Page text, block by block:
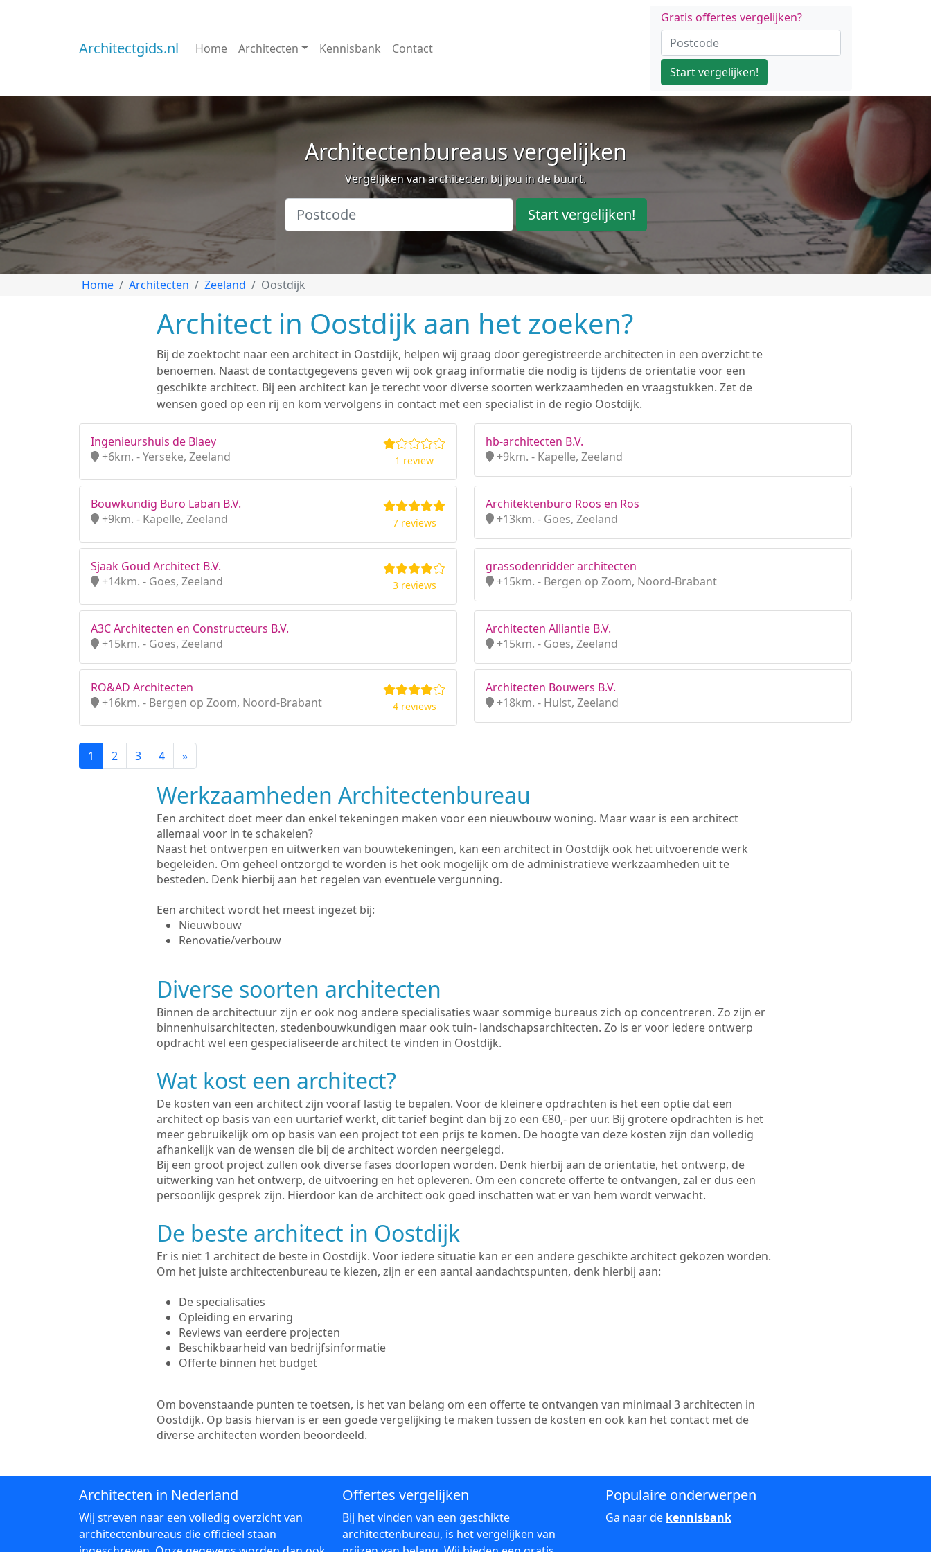
Architectgids.nl Home Architecten Kennisbank Contact
Gratis offertes vergelijken?
Start vergelijken!
Architectenbureaus vergelijken
Vergelijken van architecten bij jou in de buurt.
Start vergelijken!
Home Architecten Zeeland Oostdijk
Architect in Oostdijk aan het zoeken?
Bij de zoektocht naar een architect in Oostdijk, helpen wij graag door geregistreerde architecten in een overzicht te
benoemen. Naast de contactgegevens geven wij ook graag informatie die nodig is tijdens de oriëntatie voor een
geschikte architect. Bij een architect kan je terecht voor diverse soorten werkzaamheden en vraagstukken. Zet de
wensen goed op een rij en kom vervolgens in contact met een specialist in de regio Oostdijk.
Ingenieurshuis de Blaey
+6km. - Yerseke, Zeeland
1 review
hb-architecten B.V.
+9km. - Kapelle, Zeeland
Bouwkundig Buro Laban B.V.
+9km. - Kapelle, Zeeland
7 reviews
Architektenburo Roos en Ros
+13km. - Goes, Zeeland
Sjaak Goud Architect B.V.
+14km. - Goes, Zeeland
3 reviews
grassodenridder architecten
+15km. - Bergen op Zoom, Noord-Brabant
A3C Architecten en Constructeurs B.V.
+15km. - Goes, Zeeland
Architecten Alliantie B.V.
+15km. - Goes, Zeeland
RO&AD Architecten
+16km. - Bergen op Zoom, Noord-Brabant
4 reviews
Architecten Bouwers B.V.
+18km. - Hulst, Zeeland
1 2 3 4 »
Werkzaamheden Architectenbureau
Een architect doet meer dan enkel tekeningen maken voor een nieuwbouw woning. Maar waar is een architect
allemaal voor in te schakelen?
Naast het ontwerpen en uitwerken van bouwtekeningen, kan een architect in Oostdijk ook het uitvoerende werk
begeleiden. Om geheel ontzorgd te worden is het ook mogelijk om de administratieve werkzaamheden uit te
besteden. Denk hierbij aan het regelen van eventuele vergunning.
Een architect wordt het meest ingezet bij:
Nieuwbouw
Renovatie/verbouw
Diverse soorten architecten
Binnen de architectuur zijn er ook nog andere specialisaties waar sommige bureaus zich op concentreren. Zo zijn er
binnenhuisarchitecten, stedenbouwkundigen maar ook tuin- landschapsarchitecten. Zo is er voor iedere ontwerp
opdracht wel een gespecialiseerde architect te vinden in Oostdijk.
Wat kost een architect?
De kosten van een architect zijn vooraf lastig te bepalen. Voor de kleinere opdrachten is het een optie dat een
architect op basis van een uurtarief werkt, dit tarief begint dan bij zo een €80,- per uur. Bij grotere opdrachten is het
meer gebruikelijk om op basis van een project tot een prijs te komen. De hoogte van deze kosten zijn dan volledig
afhankelijk van de wensen die bij de architect worden neergelegd.
Bij een groot project zullen ook diverse fases doorlopen worden. Denk hierbij aan de oriëntatie, het ontwerp, de
uitwerking van het ontwerp, de uitvoering en het opleveren. Om een concrete offerte te ontvangen, zal er dus een
persoonlijk gesprek zijn. Hierdoor kan de architect ook goed inschatten wat er van hem wordt verwacht.
De beste architect in Oostdijk
Er is niet 1 architect de beste in Oostdijk. Voor iedere situatie kan er een andere geschikte architect gekozen worden.
Om het juiste architectenbureau te kiezen, zijn er een aantal aandachtspunten, denk hierbij aan:
De specialisaties
Opleiding en ervaring
Reviews van eerdere projecten
Beschikbaarheid van bedrijfsinformatie
Offerte binnen het budget
Om bovenstaande punten te toetsen, is het van belang om een offerte te ontvangen van minimaal 3 architecten in
Oostdijk. Op basis hiervan is er een goede vergelijking te maken tussen de kosten en ook kan het contact met de
diverse architecten worden beoordeeld.
Architecten in Nederland
Wij streven naar een volledig overzicht van
architectenbureaus die officieel staan
Offertes vergelijken
Bij het vinden van een geschikte
architectenbureau, is het vergelijken van
Populaire onderwerpen
Ga naar de kennisbank